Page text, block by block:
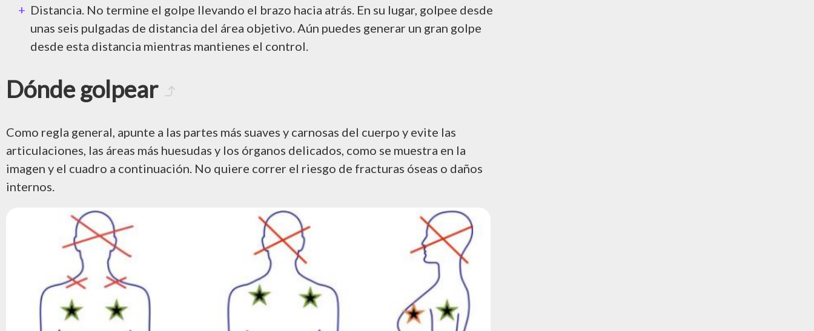
Distancia. No termine el golpe llevando el brazo hacia atrás. En su lugar, golpee desde
unas seis pulgadas de distancia del área objetivo. Aún puedes generar un gran golpe
desde esta distancia mientras mantienes el control.
Dónde golpear
Como regla general, apunte a las partes más suaves y carnosas del cuerpo y evite las
articulaciones, las áreas más huesudas y los órganos delicados, como se muestra en la
imagen y el cuadro a continuación. No quiere correr el riesgo de fracturas óseas o daños
internos.